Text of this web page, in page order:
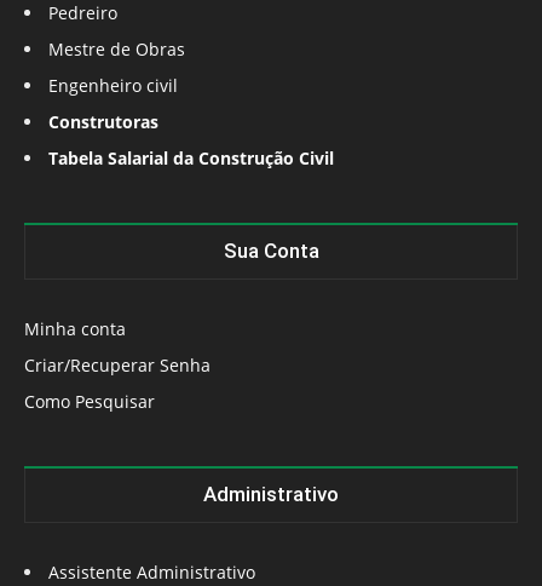
Pedreiro
Mestre de Obras
Engenheiro civil
Construtoras
Tabela Salarial da Construção Civil
Sua Conta
Minha conta
Criar/Recuperar Senha
Como Pesquisar
Administrativo
Assistente Administrativo